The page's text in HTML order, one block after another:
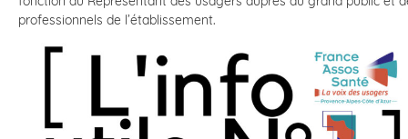
professionnels de l’établissement.